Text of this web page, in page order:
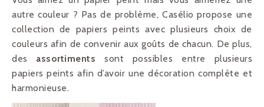
autre couleur ? Pas de problème, Casélio propose une
collection de papiers peints avec plusieurs choix de
couleurs afin de convenir aux goûts de chacun. De plus,
des assortiments sont possibles entre plusieurs
papiers peints afin d’avoir une décoration complète et
harmonieuse.